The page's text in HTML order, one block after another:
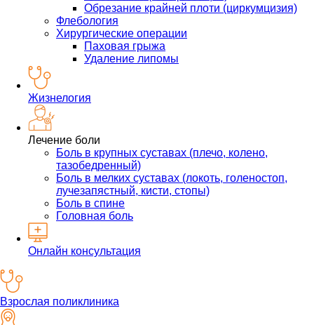
Обрезание крайней плоти (циркумцизия)
Флебология
Хирургические операции
Паховая грыжа
Удаление липомы
Жизнелогия
Лечение боли
Боль в крупных суставах (плечо, колено,
тазобедренный)
Боль в мелких суставах (локоть, голеностоп,
лучезапястный, кисти, стопы)
Боль в спине
Головная боль
Онлайн консультация
Взрослая поликлиника